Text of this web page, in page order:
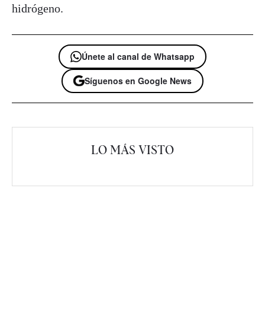
hidrógeno.
Únete al canal de Whatsapp
Síguenos en Google News
LO MÁS VISTO